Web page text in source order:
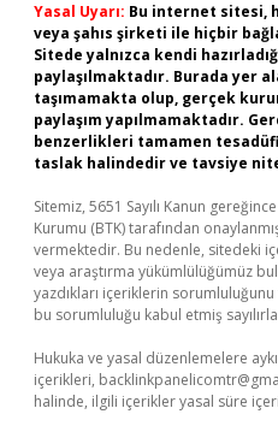
Yasal Uyarı: Bu internet sitesi,
veya şahıs şirketi ile hiçbir
Sitede yalnızca kendi
paylaşılmaktadır. Burada yer
taşımamakta olup, gerçek
paylaşım yapılmamaktadır.
benzerlikleri tamamen
taslak halindedir ve tavsiye
Sitemiz, 5651 Sayılı Kanun
Kurumu (BTK) tarafından
vermektedir. Bu nedenle, sitedeki
veya araştırma yükümlülüğümüz
yazdıkları içeriklerin
bu sorumluluğu kabul etmiş
Hukuka ve yasal düzenlemelere
içerikleri,
halinde, ilgili içerikler yasal süre